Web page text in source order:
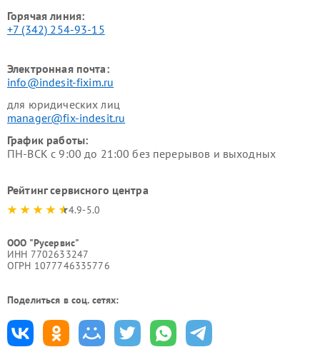
Горячая линия:
+7 (342) 254-93-15
Электронная почта:
info@indesit-fixim.ru
для юридических лиц
manager@fix-indesit.ru
График работы:
ПН-ВСК с 9:00 до 21:00 без перерывов и выходных
Рейтинг сервисного центра
4.9-5.0
ООО "Русервис"
ИНН 7702633247
ОГРН 1077746335776
Поделиться в соц. сетях: